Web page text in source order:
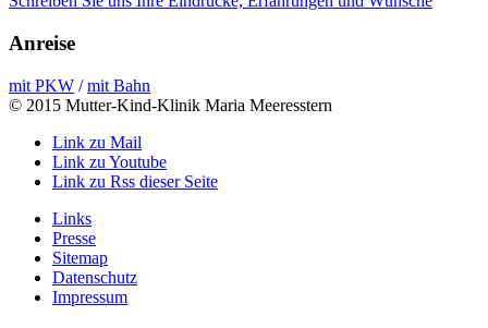
Anreise
mit PKW /mit Bahn
© 2015 Mutter-Kind-Klinik Maria Meeresstern
Link zu Mail
Link zu Youtube
Link zu Rss dieser Seite
Links
Presse
Sitemap
Datenschutz
Impressum